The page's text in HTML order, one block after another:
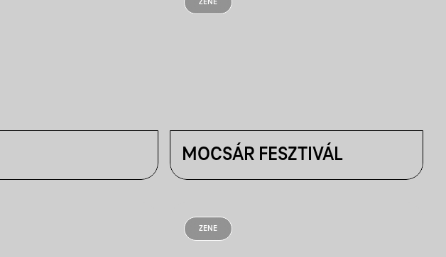
ZENE
MOCSÁR FESZTIVÁL
ZENE